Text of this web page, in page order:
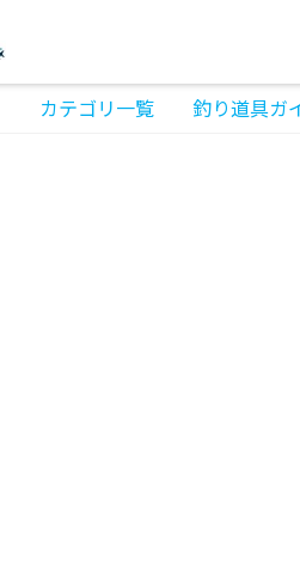
カテゴリ一覧 釣り道具ガ